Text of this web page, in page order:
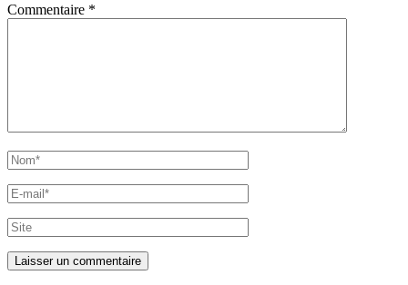
Commentaire *
Nom*
E-
mail*
Site